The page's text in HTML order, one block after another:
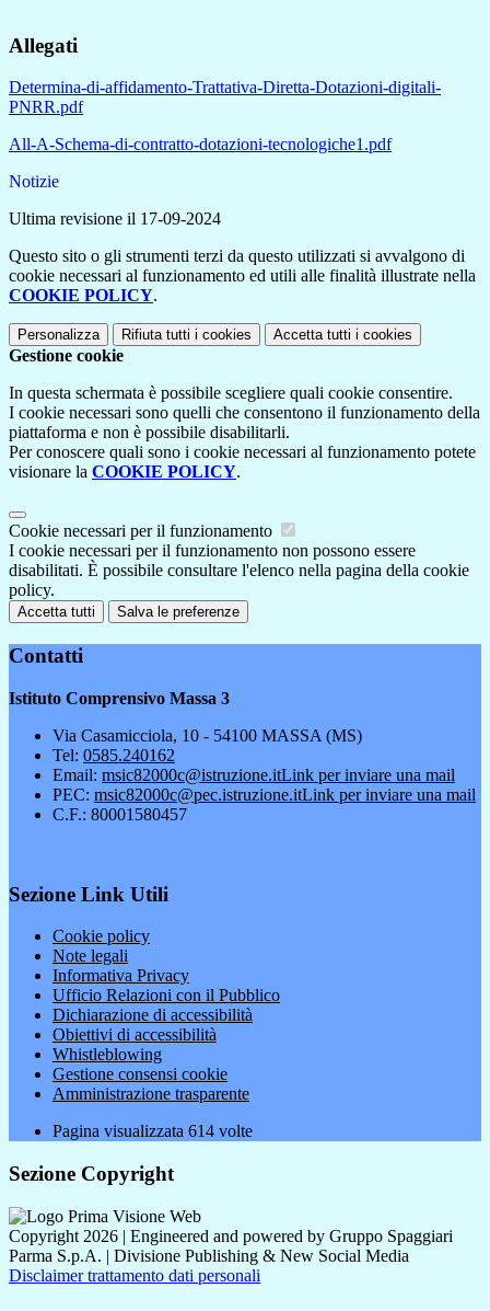
Allegati
Determina-di-affidamento-Trattativa-Diretta-Dotazioni-digitali-
PNRR.pdf
All-A-Schema-di-contratto-dotazioni-tecnologiche1.pdf
Notizie
Ultima revisione il 17-09-2024
Questo sito o gli strumenti terzi da questo utilizzati si avvalgono di
cookie necessari al funzionamento ed utili alle finalità illustrate nella
COOKIE POLICY.
Personalizza Rifiuta tutti i cookies Accetta tutti i cookies
Gestione cookie
In questa schermata è possibile scegliere quali cookie consentire.
I cookie necessari sono quelli che consentono il funzionamento della
piattaforma e non è possibile disabilitarli.
Per conoscere quali sono i cookie necessari al funzionamento potete
visionare la COOKIE POLICY.
Cookie necessari per il funzionamento
I cookie necessari per il funzionamento non possono essere
disabilitati. È possibile consultare l'elenco nella pagina della cookie
policy.
Accetta tutti Salva le preferenze
Contatti
Istituto Comprensivo Massa 3
Via Casamicciola, 10 - 54100 MASSA (MS)
Tel: 0585.240162
Email: msic82000c@istruzione.itLink per inviare una mail
PEC: msic82000c@pec.istruzione.itLink per inviare una mail
C.F.: 80001580457
Sezione Link Utili
Cookie policy
Note legali
Informativa Privacy
Ufficio Relazioni con il Pubblico
Dichiarazione di accessibilità
Obiettivi di accessibilità
Whistleblowing
Gestione consensi cookie
Amministrazione trasparente
Pagina visualizzata 614 volte
Sezione Copyright
Copyright 2026 | Engineered and powered by Gruppo Spaggiari
Parma S.p.A. | Divisione Publishing & New Social Media
Disclaimer trattamento dati personali